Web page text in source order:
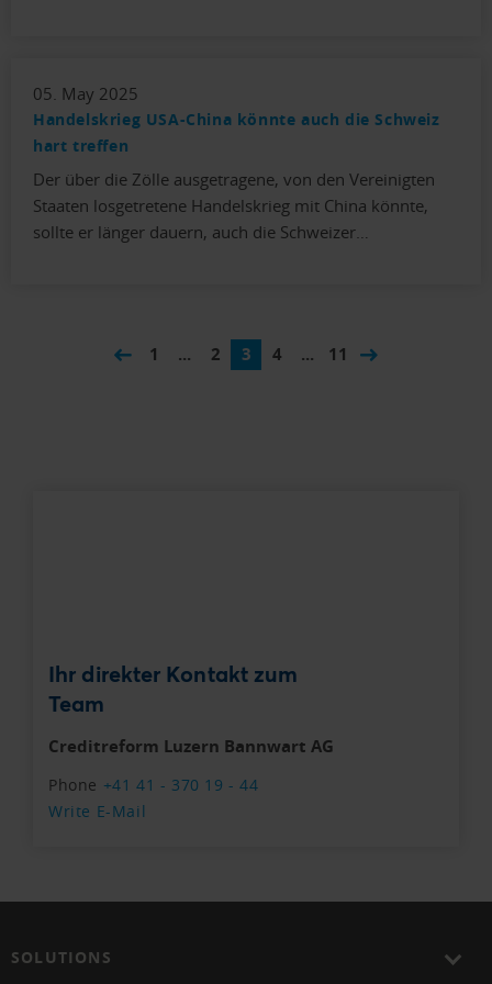
05. May 2025
Handelskrieg USA-China könnte auch die Schweiz
hart treffen
Der über die Zölle ausgetragene, von den Vereinigten
Staaten losgetretene Handelskrieg mit China könnte,
sollte er länger dauern, auch die Schweizer…
1 ... 2 3 4 ... 11
Ihr direkter Kontakt zum
Team
Creditreform Luzern Bannwart AG
Phone +41 41 - 370 19 - 44
Write E-Mail
SOLUTIONS